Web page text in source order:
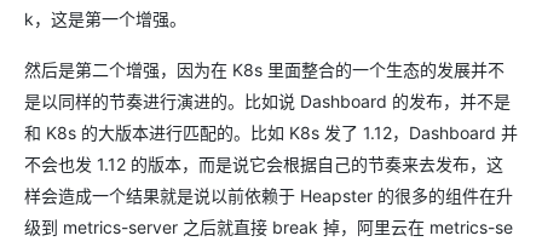
k，这是第一个增强。
然后是第二个增强，因为在 K8s 里面整合的一个生态的发展并不
是以同样的节奏进行演进的。比如说 Dashboard 的发布，并不是
和 K8s 的大版本进行匹配的。比如 K8s 发了 1.12，Dashboard 并
不会也发 1.12 的版本，而是说它会根据自己的节奏来去发布，这
样会造成一个结果就是说以前依赖于 Heapster 的很多的组件在升
级到 metrics-server 之后就直接 break 掉，阿里云在 metrics-se